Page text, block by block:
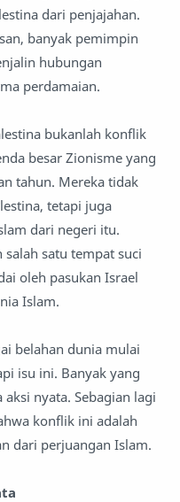
dari penjajahan.
banyak pemimpin
hubungan
perdamaian.
bukanlah konflik
besar Zionisme yang
tahun. Mereka tidak
tetapi juga
dari negeri itu.
satu tempat suci
oleh pasukan Israel
Islam.
belahan dunia mulai
isu ini. Banyak yang
nyata. Sebagian lagi
konflik ini adalah
dari perjuangan Islam.